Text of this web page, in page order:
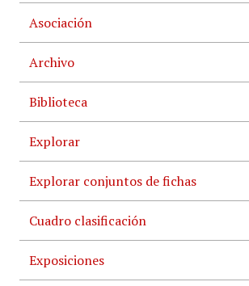
Asociación
Archivo
Biblioteca
Explorar
Explorar conjuntos de fichas
Cuadro clasificación
Exposiciones